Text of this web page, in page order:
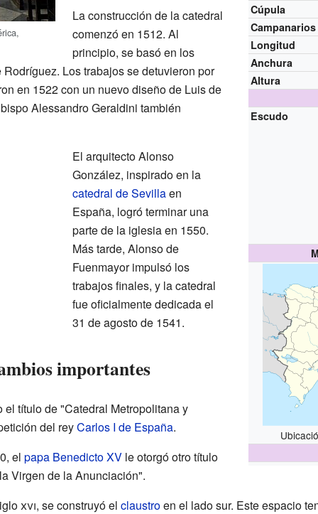
Cúpula
Campanarios
Longitud
Anchura
Altura
Escudo
La construcción de la catedral
comenzó en 1512. Al
principio, se basó en los
Los trabajos se detuvieron por
en 1522 con un nuevo diseño de Luis de
Alessandro Geraldini también
El arquitecto Alonso
González, inspirado en la
catedral de Sevillaen
España, logró terminar una
parte de la iglesia en 1550.
Más tarde, Alonso de
Fuenmayor impulsó los
trabajos finales, y la catedral
fue oficialmente dedicada el
31 de agosto de 1541.
importantes
título de "Catedral Metropolitana y
del reyCarlos I de España.
el papa Benedicto XVle otorgó otro título
Virgen de la Anunciación".
xvi, se construyó el claustroen el lado sur. Este espacio